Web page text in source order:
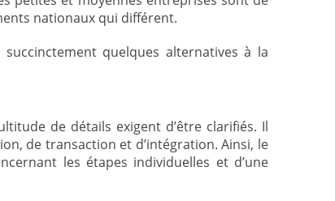
nationaux qui différent.
quelques alternatives à la
de détails exigent d’être clarifiés. Il
de transaction et d’intégration. Ainsi, le
les étapes individuelles et d’une